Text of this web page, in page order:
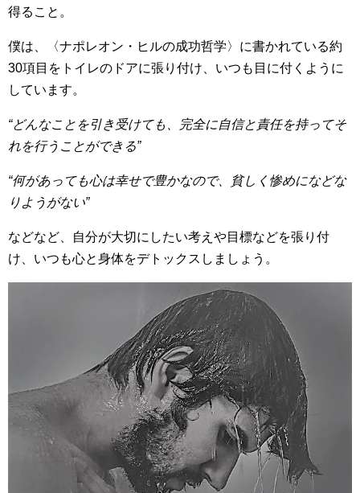
得ること。
僕は、〈ナポレオン・ヒルの成功哲学〉に書かれている約
30項目をトイレのドアに張り付け、いつも目に付くように
しています。
“どんなことを引き受けても、完全に自信と責任を持ってそ
れを行うことができる”
“何があっても心は幸せで豊かなので、貧しく惨めになどな
りようがない”
などなど、自分が大切にしたい考えや目標などを張り付
け、いつも心と身体をデトックスしましょう。